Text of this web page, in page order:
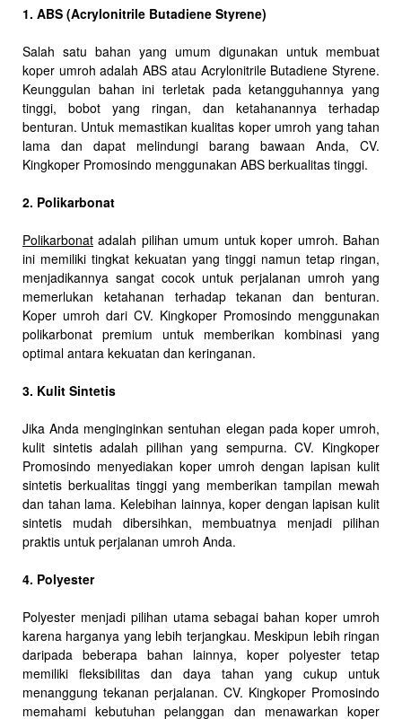
1. ABS (Acrylonitrile Butadiene Styrene)
Salah satu bahan yang umum digunakan untuk membuat
koper umroh adalah ABS atau Acrylonitrile Butadiene Styrene.
Keunggulan bahan ini terletak pada ketangguhannya yang
tinggi, bobot yang ringan, dan ketahanannya terhadap
benturan. Untuk memastikan kualitas koper umroh yang tahan
lama dan dapat melindungi barang bawaan Anda, CV.
Kingkoper Promosindo menggunakan ABS berkualitas tinggi.
2. Polikarbonat
Polikarbonat adalah pilihan umum untuk koper umroh. Bahan
ini memiliki tingkat kekuatan yang tinggi namun tetap ringan,
menjadikannya sangat cocok untuk perjalanan umroh yang
memerlukan ketahanan terhadap tekanan dan benturan.
Koper umroh dari CV. Kingkoper Promosindo menggunakan
polikarbonat premium untuk memberikan kombinasi yang
optimal antara kekuatan dan keringanan.
3. Kulit Sintetis
Jika Anda menginginkan sentuhan elegan pada koper umroh,
kulit sintetis adalah pilihan yang sempurna. CV. Kingkoper
Promosindo menyediakan koper umroh dengan lapisan kulit
sintetis berkualitas tinggi yang memberikan tampilan mewah
dan tahan lama. Kelebihan lainnya, koper dengan lapisan kulit
sintetis mudah dibersihkan, membuatnya menjadi pilihan
praktis untuk perjalanan umroh Anda.
4. Polyester
Polyester menjadi pilihan utama sebagai bahan koper umroh
karena harganya yang lebih terjangkau. Meskipun lebih ringan
daripada beberapa bahan lainnya, koper polyester tetap
memiliki fleksibilitas dan daya tahan yang cukup untuk
menanggung tekanan perjalanan. CV. Kingkoper Promosindo
memahami kebutuhan pelanggan dan menawarkan koper